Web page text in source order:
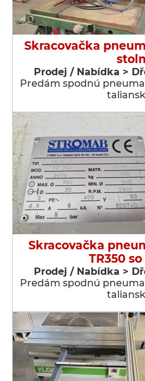
Skracovačka
Prodej / Nabídka >
Predám spodnú
Skracovačka
TR350
Prodej / Nabídka >
Predám spodnú